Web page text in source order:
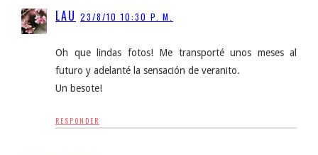
LAU 23/8/10 10:30 P. M.
Oh que lindas fotos! Me transporté unos meses al
futuro y adelanté la sensación de veranito.
Un besote!
RESPONDER